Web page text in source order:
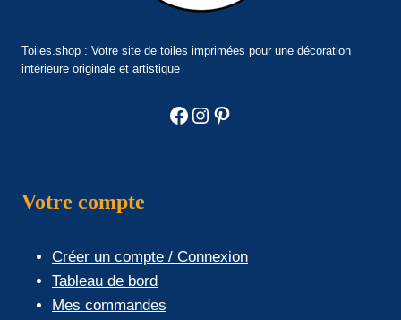
Toiles.shop : Votre site de toiles imprimées pour une décoration
intérieure originale et artistique
Facebook
Instagram
Pinterest
Votre compte
Créer un compte / Connexion
Tableau de bord
Mes commandes